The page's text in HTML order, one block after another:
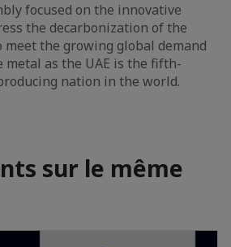
focused on the innovative
the decarbonization of the
the growing global demand
as the UAE is the fifth-
nation in the world.
sur le même